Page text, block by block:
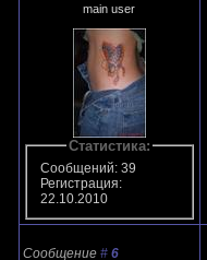
main user
Статистика:
Сообщений: 39
Регистрация:
22.10.2010
Сообщение # 6